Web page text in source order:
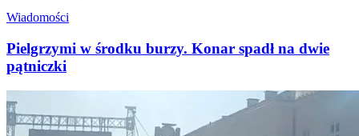
Wiadomości
Pielgrzymi w środku burzy. Konar spadł na dwie
pątniczki